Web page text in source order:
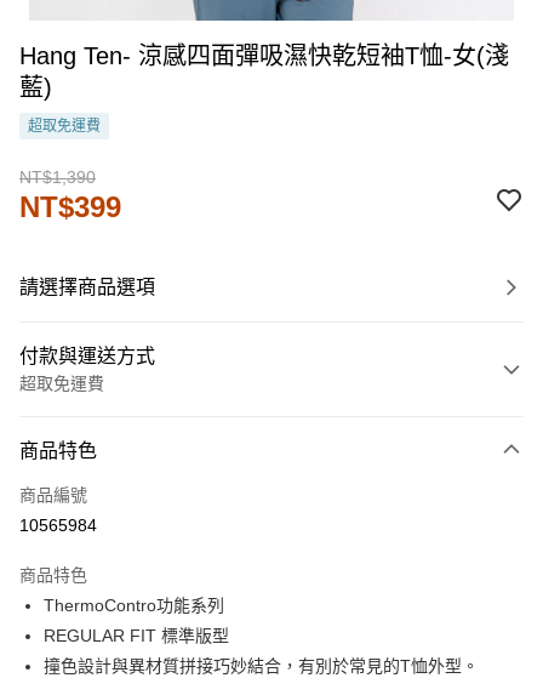
Hang Ten- 涼感四面彈吸濕快乾短袖T恤-女(淺
藍)
超取免運費
NT$1,390
NT$399
請選擇商品選項
付款與運送方式
超取免運費
信用卡一次付款
LINE Pay
街口支付
悠遊付
商品特色
商品編號
10565984
商品特色
ThermoContro功能系列
REGULAR FIT 標準版型
撞色設計與異材質拼接巧妙結合，有別於常見的T恤外型。